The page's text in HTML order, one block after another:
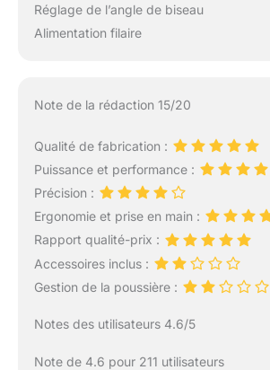
Réglage de l’angle de biseau
Alimentation filaire
Note de la rédaction 15/20
Qualité de fabrication :
Puissance et performance :
Précision :
Ergonomie et prise en main :
Rapport qualité-prix :
Accessoires inclus :
Gestion de la poussière :
Notes des utilisateurs 4.6/5
Note de 4.6 pour 211 utilisateurs